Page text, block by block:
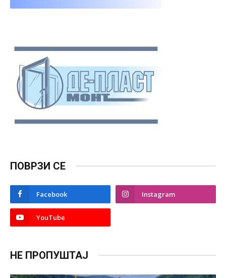
ПОВРЗИ СЕ
Facebook Instagram
YouTube
НЕ ПРОПУШТАЈ